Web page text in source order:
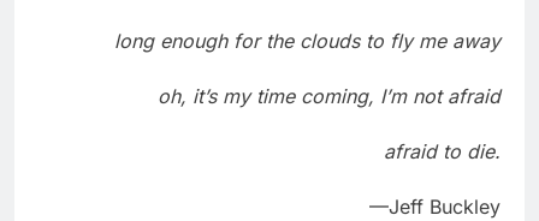
long enough for the clouds to fly me away
oh, it’s my time coming, I’m not afraid
afraid to die.
—Jeff Buckley